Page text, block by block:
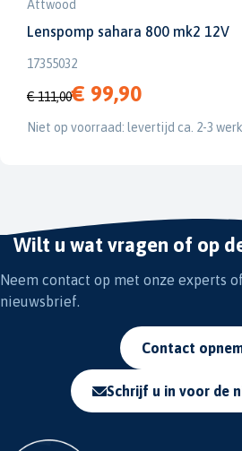
Attwood
Lenspomp sahara 800 mk2 12V
17355032
€ 111,00€ 99,90
Niet op voorraad: levertijd ca. 2-3
Wilt u wat vragen of op
Neem contact op met onze experts
nieuwsbrief.
Contact
Schrijf u in voor de